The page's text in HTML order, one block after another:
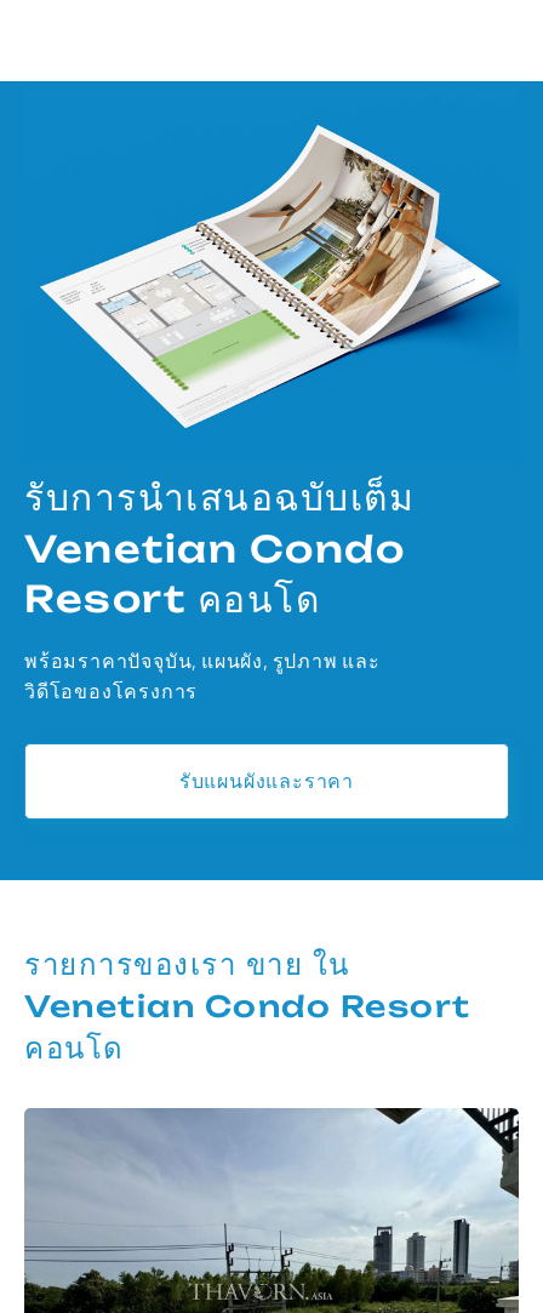
รับการนำเสนอฉบับเต็ม
Venetian Condo
Resort คอนโด
พร้อมราคาปัจจุบัน, แผนผัง, รูปภาพ และ
วิดีโอของโครงการ
รับแผนผังและราคา
รายการของเรา ขาย ใน
Venetian Condo Resort
คอนโด